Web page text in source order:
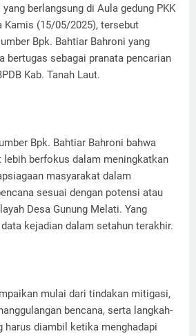
berlangsung di Aula gedung PKK
Kamis (15/05/2025), tersebut
Bpk. Bahtiar Bahroni yang
bertugas sebagai pranata pencarian
Kab. Tanah Laut.
Bpk. Bahtiar Bahroni bahwa
berfokus dalam meningkatkan
masyarakat dalam
sesuai dengan potensi atau
Desa Gunung Melati. Yang
kejadian dalam setahun terakhir.
mulai dari tindakan mitigasi,
bencana, serta langkah-
harus diambil ketika menghadapi